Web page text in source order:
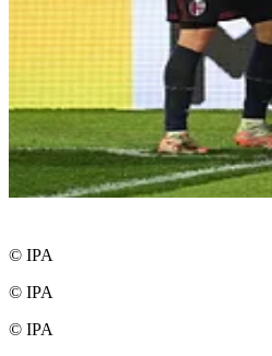
© IPA
© IPA
© IPA